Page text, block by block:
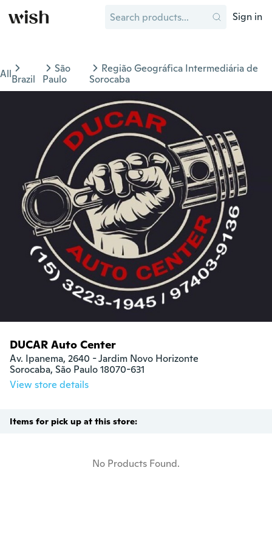
Sign in
AllBrazil
São
Paulo
Região Geográfica Intermediária de
Sorocaba
DUCAR Auto Center
Av. Ipanema, 2640 - Jardim Novo Horizonte
Sorocaba, São Paulo 18070-631
View store details
Items for pick up at this store:
No Products Found.